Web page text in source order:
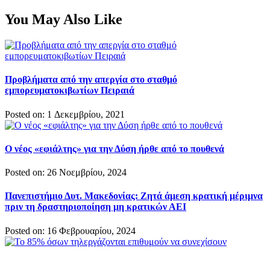
You May Also Like
Προβλήματα από την απεργία στο σταθμό
εμπορευματοκιβωτίων Πειραιά
Posted on: 1 Δεκεμβρίου, 2021
Ο νέος «εφιάλτης» για την Δύση ήρθε από το πουθενά
Posted on: 26 Νοεμβρίου, 2024
Πανεπιστήμιο Δυτ. Μακεδονίας: Ζητά άμεση κρατική μέριμνα
πριν τη δραστηριοποίηση μη κρατικών ΑΕΙ
Posted on: 16 Φεβρουαρίου, 2024